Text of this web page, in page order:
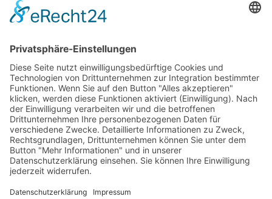
Personen
Nationale Kooperationen
L.E.V.
Nachlese
Soziales Engagement
Materialien und Links
Personen
Kontakt
ÖKOLOG/PILGRIM
Aktuelles
Materialien & Links
Landes-ARGE-Lehrer:innengesundheit